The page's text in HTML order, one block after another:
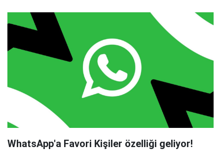
WhatsApp'a Favori Kişiler özelliği geliyor!